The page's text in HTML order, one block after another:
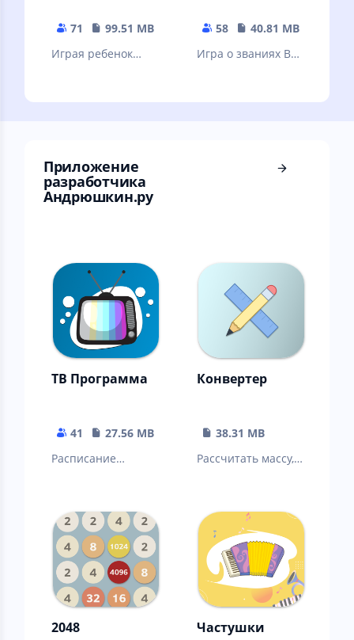
71
99.51 MB
Играя ребенок
58
40.81 MB
Игра о званиях ВС
Приложение
разработчика
Андрюшкин.ру
ТВ Программа
41
27.56 MB
Расписание
телеканалов.
Конвертер
38.31 MB
Рассчитать массу,
время, объем и
многие другие.
2048 Частушки